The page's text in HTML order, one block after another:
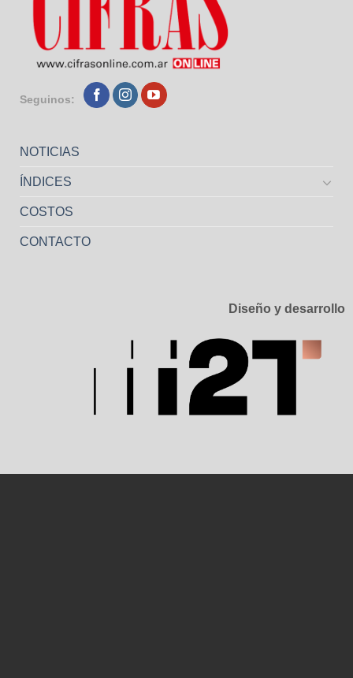
Seguinos:
NOTICIAS
ÍNDICES
COSTOS
CONTACTO
Diseño y desarrollo